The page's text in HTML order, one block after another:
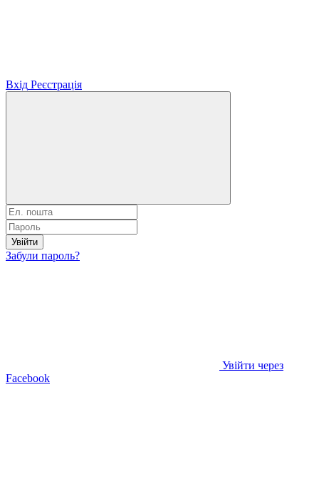
Вхід Реєстрація
Увійти
Забули пароль?
Увійти через
Facebook